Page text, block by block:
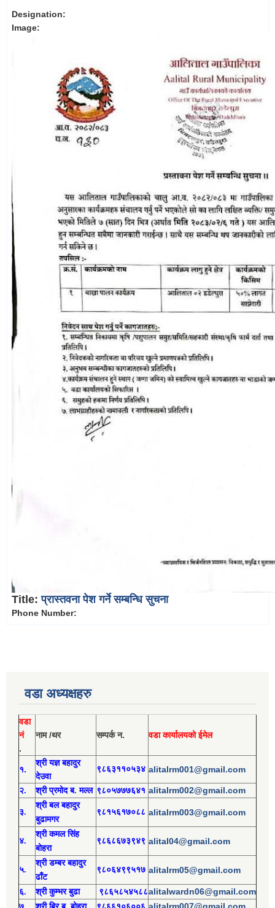
Designation:
Image:
Title:प्रास्तवना पेश गर्ने सम्बन्धि सुचना
Phone Number:
वडा अध्यक्षहरु
वडा
नं
.
नाम /थर सम्पर्क न. वडा कार्यालयको ईमेल
१.
श्री यज्ञ बहादुर
देउवा
९८६३११०५३४ alitalrm001@gmail.com
२. श्रीप्रमोदब. मल्ल ९८०५७७७६४१ alitalrm002@gmail.com
३.
श्रीबल बहादुर
बुढामगर
९८१५६१७०८८ alitalrm003@gmail.com
४.
श्री कमल सिंह
बोहरा
९८६८६७३९४९ alital04@gmail.com
५.
श्री डम्बर बहादुर
ढाँट
९८०६४९९५१७ alitalrm05@gmail.com
६. श्री कुम्भर बुढा ९८६५८५४५८८alitalwardn06@gmail.com
alitalrm007@gmail.com